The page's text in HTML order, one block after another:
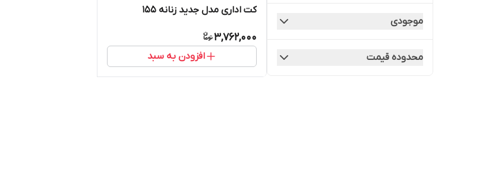
موجودی
محدوده قیمت
کت اداری مدل جدید زنانه ۱۵۵
3,762,000
افزودن به سبد